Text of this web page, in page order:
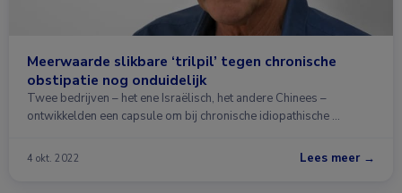
Meerwaarde slikbare ‘trilpil’ tegen chronische
obstipatie nog onduidelijk
Twee bedrijven – het ene Israëlisch, het andere Chinees –
ontwikkelden een capsule om bij chronische idiopathische …
4 okt. 2022 Lees meer →